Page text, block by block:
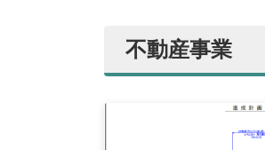
不動産事業